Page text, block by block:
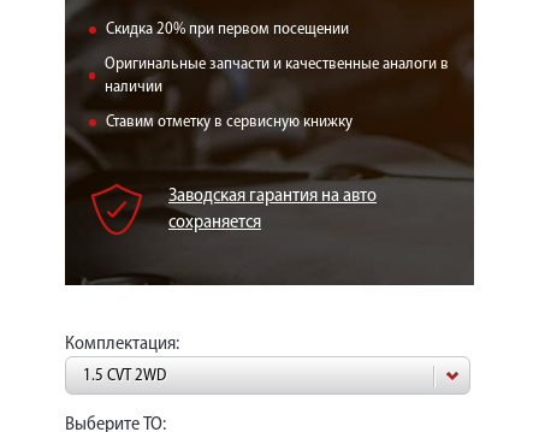
УСЛУГИ
КОРП.КЛИЕНТАМ
ЦЕНЫ
ЗАПЧАСТИ
ОТЗЫВЫ
Скидка 20% при первом посещении
Оригинальные запчасти и качественные аналоги в
наличии
Ставим отметку в сервисную книжку
Заводская гарантия на авто
сохраняется
Комплектация:
1.5 CVT 2WD
Выберите ТО: